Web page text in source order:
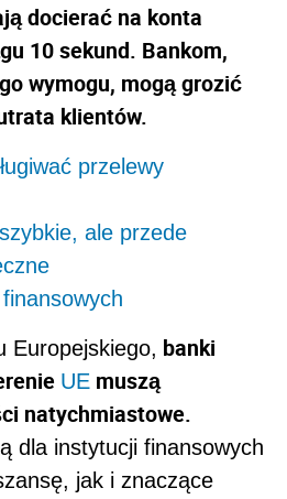
docierać na konta
10 sekund. Bankom,
wymogu, mogą grozić
klientów.
przelewy
ale przede
Europejskiego, banki
UE muszą
natychmiastowe.
dla instytucji finansowych
jak i znaczące